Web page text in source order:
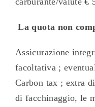
La quota non
Assicurazione
facoltativa ;
Carbon tax ; extra
di facchinaggio, le